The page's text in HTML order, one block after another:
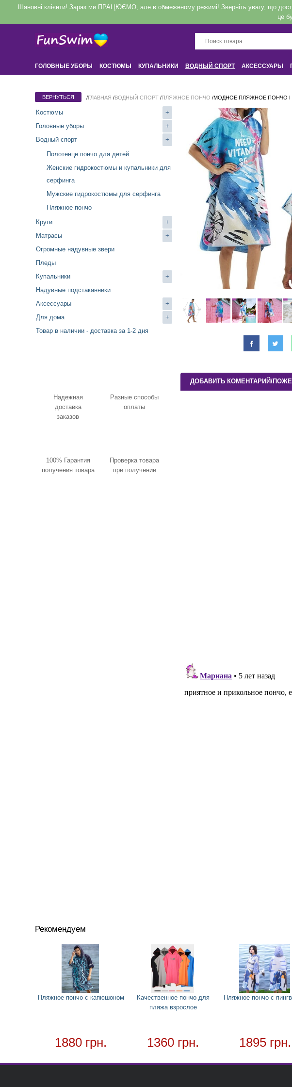
Шановні клієнти! Зараз ми ПРАЦЮЄМО, але в обмеженому режимі! Зверніть увагу, що
це
ГОЛОВНЫЕ УБОРЫ КОСТЮМЫ КУПАЛЬНИКИ ВОДНЫЙ СПОРТ АКСЕССУАРЫ
/ГЛАВНАЯ /ВОДНЫЙ СПОРТ /ПЛЯЖНОЕ ПОНЧО /МОДНОЕ ПЛЯЖНОЕ ПОНЧО I
ДОБАВИТЬ КОМЕНТАРИЙ/
Костюмы
+
Головные уборы
+
Водный спорт
+
Полотенце пончо для детей
Женские гидрокостюмы и купальники для
серфинга
Мужские гидрокостюмы для серфинга
Пляжное пончо
Круги
+
Матрасы
+
Огромные надувные звери
Пледы
Купальники
+
Надувные подстаканники
Аксессуары
+
Для дома
+
Товар в наличии - доставка за 1-2 дня
Надежная
доставка
заказов
Разные способы
оплаты
100% Гарантия
получения товара
Проверка товара
при получении
Рекомендуем
Пляжное пончо с капюшоном
1880 грн.
Качественное пончо для
пляжа взрослое
1360 грн.
Пляжное пончо с
1895 грн.
Вход